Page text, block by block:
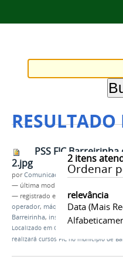
2itens
Ordenar
relevância
Data (mais
PSS FIC
2.jpg
porComunicação CPR
— última modificação
— registrado em:
FIC, beneficiamento
operador, máquinas agrícolas,
Barreirinha, inscriçõ
Localizado em CAMPUS
realizará cursos FIC no município de